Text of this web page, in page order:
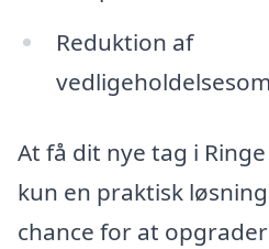
Reduktion af
At få dit nye tag i
kun en praktisk
chance for at